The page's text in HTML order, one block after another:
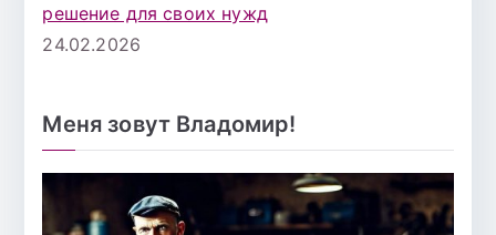
решение для своих нужд
24.02.2026
Меня зовут Владомир!